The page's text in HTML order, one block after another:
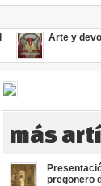
Arte y
más
pregonero